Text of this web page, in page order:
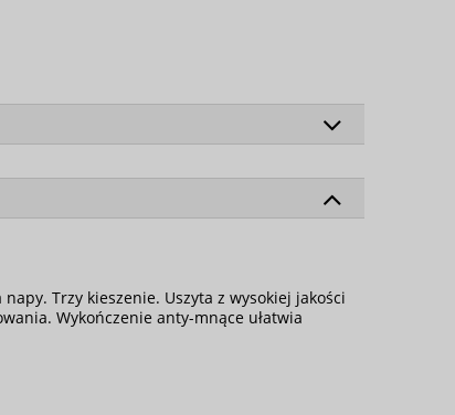
Trzy kieszenie. Uszyta z wysokiej jakości
Wykończenie anty-mnące ułatwia